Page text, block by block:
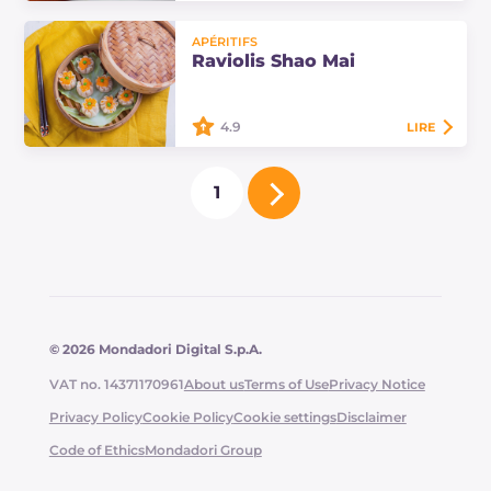
principal typique du Trentin-Haut-
Adige; excellentes avec du bouillon
APÉRITIFS
Raviolis Shao Mai
Les raviolis Shao Mai sont un plat
typique de la cuisine chinoise.
Découvrez ici les doses et la
4.9 LIRE
1
© 2026 Mondadori Digital S.p.A.
VAT no. 14371170961About usTerms of UsePrivacy Notice
Privacy PolicyCookie PolicyCookie settingsDisclaimer
Code of EthicsMondadori Group